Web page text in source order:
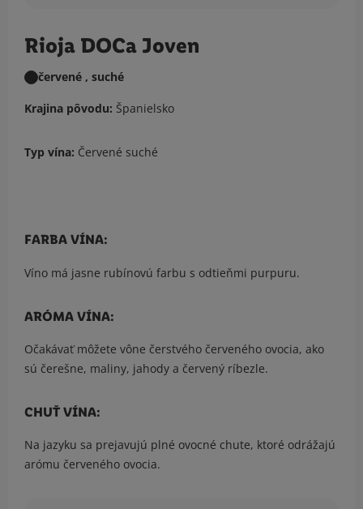
Rioja DOCa Joven
červené , suché
Krajina pôvodu: Španielsko
Typ vína: Červené suché
FARBA VÍNA:
Víno má jasne rubínovú farbu s odtieňmi purpuru.
ARÓMA VÍNA:
Očakávať môžete vône čerstvého červeného ovocia, ako
sú čerešne, maliny, jahody a červený ríbezle.
CHUŤ VÍNA:
Na jazyku sa prejavujú plné ovocné chute, ktoré odrážajú
arómu červeného ovocia.